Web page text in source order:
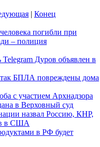
| Конец
погибли при
– полиция
Дуров объявлен в
БПЛА повреждены дома
с участием Архнадзора
в Верховный суд
назвал Россию, КНР,
в США
в РФ будет